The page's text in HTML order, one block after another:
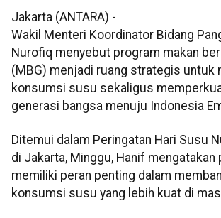
Jakarta (ANTARA) -
Wakil Menteri Koordinator Bidang
Nurofiq menyebut program makan
(MBG) menjadi ruang strategis untuk
konsumsi susu sekaligus
generasi bangsa menuju Indonesia
Ditemui dalam Peringatan Hari Susu
di Jakarta, Minggu, Hanif mengatakan
memiliki peran penting dalam
konsumsi susu yang lebih kuat di